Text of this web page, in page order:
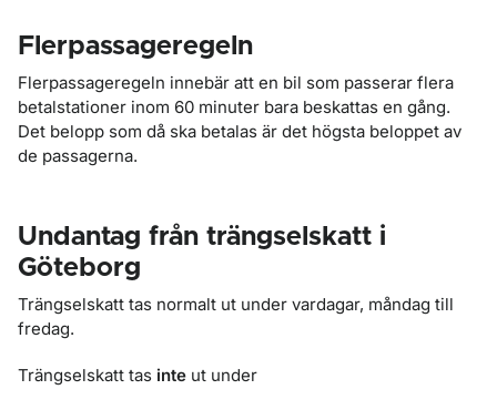
Flerpassageregeln
Flerpassageregeln innebär att en bil som passerar flera
betalstationer inom 60 minuter bara beskattas en gång.
Det belopp som då ska betalas är det högsta beloppet av
de passagerna.
Undantag från trängselskatt i
Göteborg
Trängselskatt tas normalt ut under vardagar, måndag till
fredag.
Trängselskatt tas inte ut under